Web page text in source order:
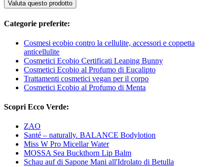
Valuta questo prodotto
Categorie preferite:
Cosmesi ecobio contro la cellulite, accessori e coppetta
anticellulite
Cosmetici Ecobio Certificati Leaping Bunny
Cosmetici Ecobio al Profumo di Eucalipto
Trattamenti cosmetici vegan per il corpo
Cosmetici Ecobio al Profumo di Menta
Scopri Ecco Verde:
ZAO
Santé – naturally. BALANCE Bodylotion
Miss W Pro Micellar Water
MOSSA Sea Buckthorn Lip Balm
Schau auf di Sapone Mani all'Idrolato di Betulla